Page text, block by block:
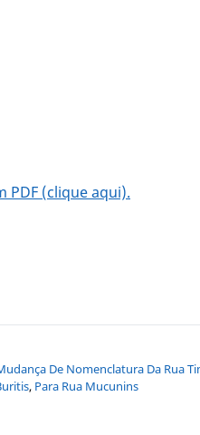
PDF (clique aqui).
De Nomenclatura Da Rua
, Para Rua Mucunins